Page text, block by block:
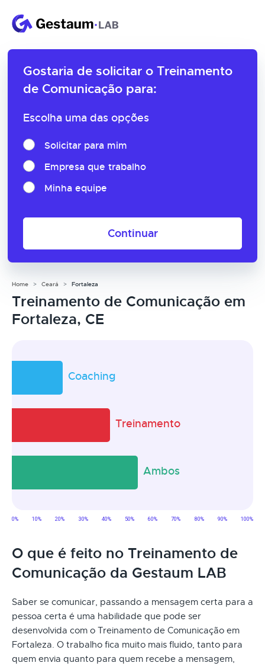
Gostaria de solicitar o Treinamento
de Comunicação para:
Escolha uma das opções
Solicitar para mim
Empresa que trabalho
Minha equipe
Continuar
Home Ceará Fortaleza
Treinamento de Comunicação em
Fortaleza, CE
O que é feito no Treinamento de
Comunicação da Gestaum LAB
Saber se comunicar, passando a mensagem certa para a
pessoa certa é uma habilidade que pode ser
desenvolvida com o Treinamento de Comunicação em
Fortaleza. O trabalho fica muito mais fluido, tanto para
quem envia quanto para quem recebe a mensagem,